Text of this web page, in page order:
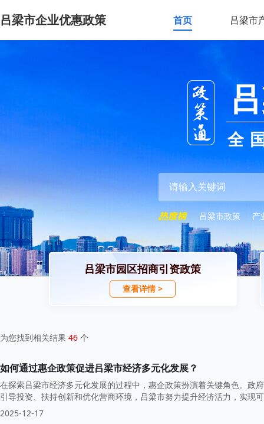
吕梁市企业优惠政策 首页 吕梁市
全
吕梁市政策 产
吕梁市园区招商引资政策
查看详情 >
为您找到相关结果 46 个
如何通过惠企政策促进吕梁市经济多元化发展？
在探索吕梁市经济多元化发展的过程中，惠企政策扮演着关键角色。政
引导投资、扶持创新和优化营商环境，吕梁市努力提升经济活力，实现
2025-12-17